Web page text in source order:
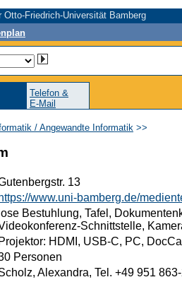
Otto-Friedrich-Universität Bamberg
Telefon &
E-Mail
/ Angewandte Informatik >>
13
https://www.uni-bamberg.de/
lose Bestuhlung, Tafel,
Schnittstelle,
Projektor: HDMI, USB-C, PC,
Personen
Alexandra, Tel. +49 951